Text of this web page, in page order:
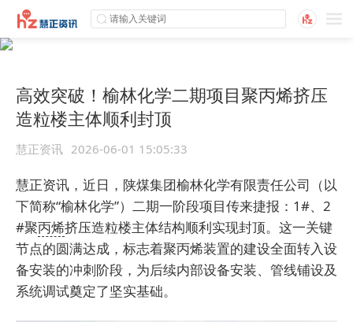
高效突破！榆林化学二期项目聚丙烯挤压
造粒楼主体顺利封顶
慧正资讯 2026-06-01 15:05:33
慧正资讯，近日，陕煤集团榆林化学有限责任公司（以
下简称“榆林化学”）二期一阶段项目传来捷报：1#、2
#聚丙烯挤压造粒楼主体结构顺利实现封顶。这一关键
节点的圆满达成，标志着聚丙烯装置的建设全面转入设
备安装的冲刺阶段，为后续内部设备安装、管线铺设及
系统调试奠定了坚实基础。